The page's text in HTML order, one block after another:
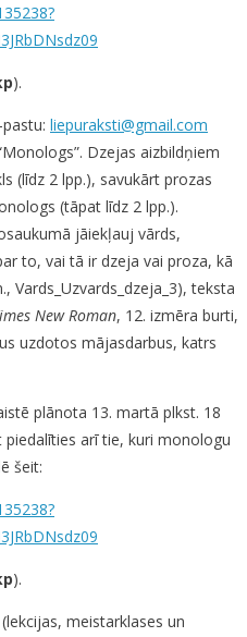
).
liepuraksti@gmail.com
Dzejas aizbildņiem
(līdz 2 lpp.), savukārt prozas
(tāpat līdz 2 lpp.).
jāiekļauj vārds,
to, vai tā ir dzeja vai proza, kā
Vards_Uzvards_dzeja_3), teksta
New Roman, 12. izmēra burti,
uzdotos mājasdarbus, katrs
plānota 13. martā plkst. 18
piedalīties arī tie, kuri monologu
šeit:
).
meistarklases un